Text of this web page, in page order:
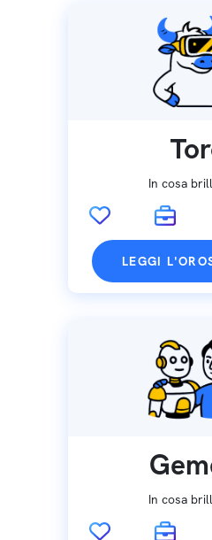
In cosa
LEGGI
In cosa